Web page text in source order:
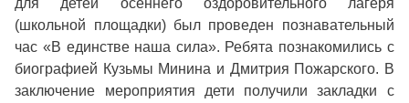
для детей осеннего оздоровительного лагеря
(школьной площадки) был проведен познавательный
час «В единстве наша сила». Ребята познакомились с
биографией Кузьмы Минина и Дмитрия Пожарского. В
заключение мероприятия дети получили закладки с